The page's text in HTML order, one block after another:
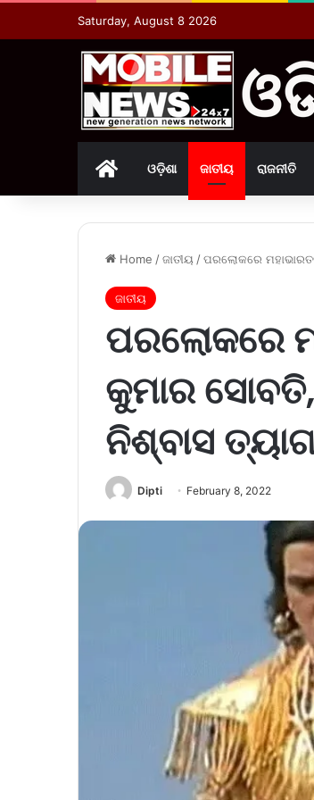
Saturday, August 8 2026
Homeଓଡ଼ିଶା ଜାତୀୟ ରାଜନୀତି
Home /ଜାତୀୟ /ପରଲୋକରେ
ଜାତୀୟ
ପରଲୋକରେ
କୁମାର
ନିଶ୍ବାସ
Dipti February 8, 2022